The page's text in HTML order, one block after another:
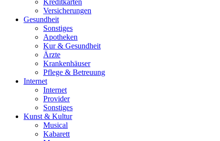
Kreditkarten
Versicherungen
Gesundheit
Sonstiges
Apotheken
Kur & Gesundheit
Ärzte
Krankenhäuser
Pflege & Betreuung
Internet
Internet
Provider
Sonstiges
Kunst & Kultur
Musical
Kabarett